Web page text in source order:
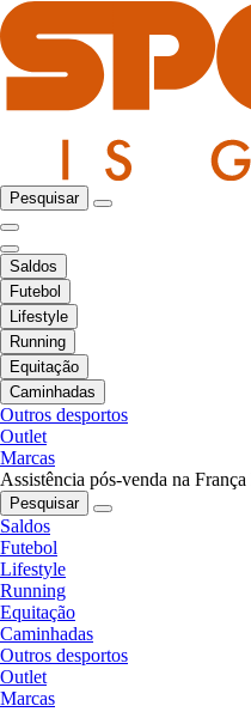
Pesquisar
Saldos
Futebol
Lifestyle
Running
Equitação
Caminhadas
Outros desportos
Outlet
Marcas
Assistência pós-venda na França
Pesquisar
Saldos
Futebol
Lifestyle
Running
Equitação
Caminhadas
Outros desportos
Outlet
Marcas